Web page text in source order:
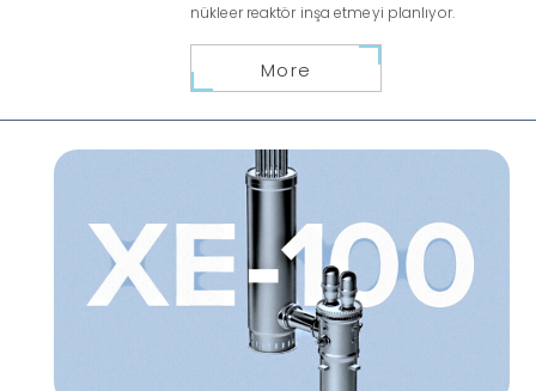
nükleer reaktör inşa etmeyi planlıyor.
More